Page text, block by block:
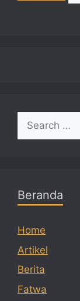
Search
for:
Beranda
Home
Artikel
Berita
Fatwa